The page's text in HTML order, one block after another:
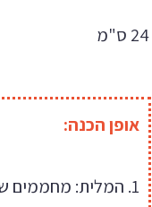
אופן הכנה:
1. המלית: מחממים